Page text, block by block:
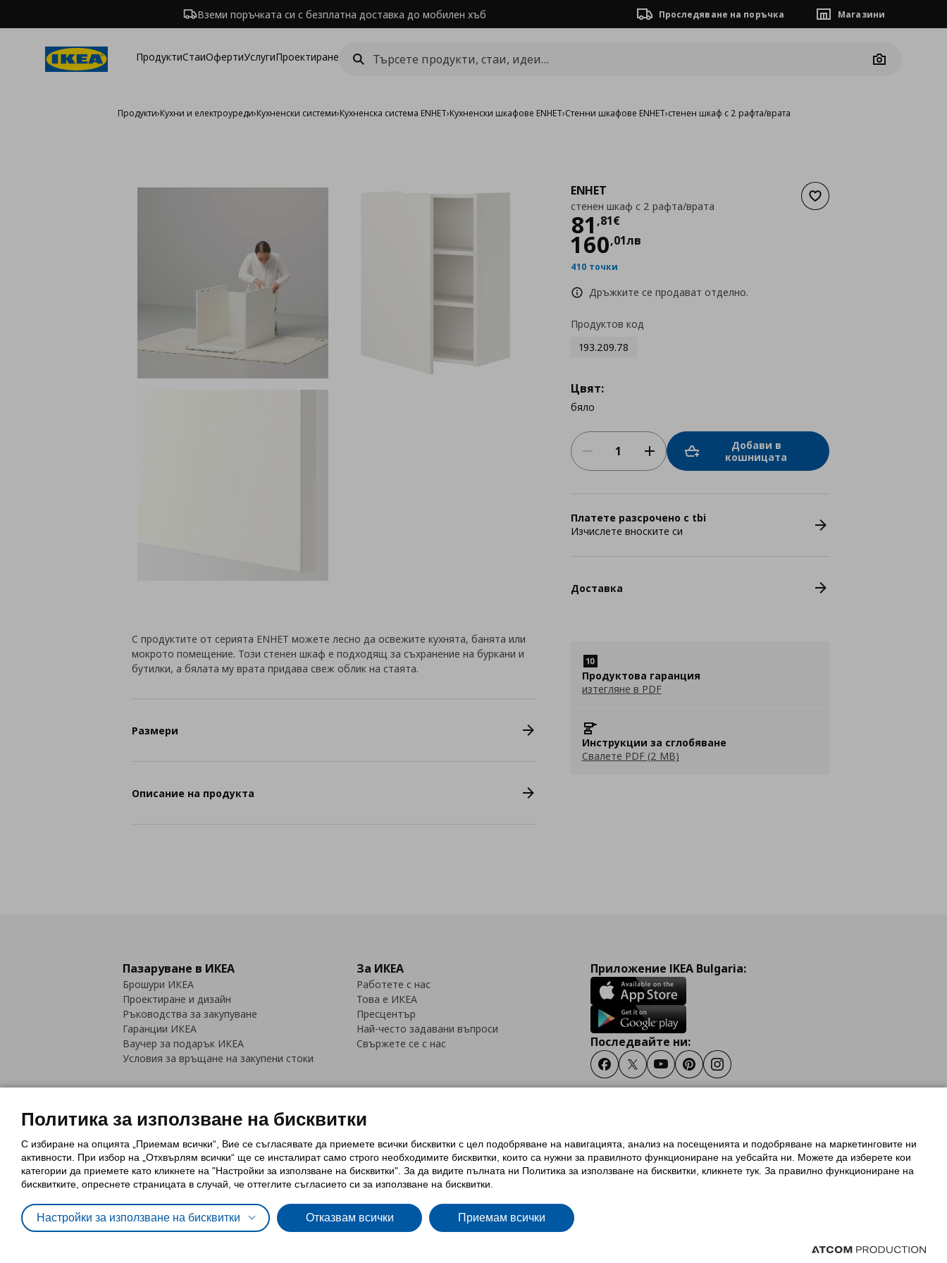
Вземи поръчката си с безплатна доставка до мобилен хъб Проследяване на поръчка Магазини
ПродуктиСтаиОфертиУслугиПроектиране
Camera
Продукти›Кухни и електроуреди›Кухненски системи›Кухненска система ENHET›Кухненски шкафове ENHET›Стенни шкафове ENHET›стенен шкаф с 2 рафта/врата
Добави към списъка с
ENHET
стенен шкаф с 2 рафта/врата
81 ,81€
Цена
160,01лв
410 точки
Дръжките се продават отделно.
Продуктов код
193.209.78
Цвят:
бяло
Добави в
кошницата
Платете разсрочено с tbi
Изчислете вноските си
Доставка
Продуктова гаранция
изтегляне в PDF
Инструкции за сглобяване
Свалете PDF (2 MB)
С продуктите от серията ENHET можете лесно да освежите кухнята, банята или
мокрото помещение. Този стенен шкаф е подходящ за съхранение на буркани и
бутилки, а бялата му врата придава свеж облик на стаята.
Размери
Описание на продукта
Пазаруване в ИКЕА
Брошури ИКЕА
Проектиране и дизайн
Ръководства за закупуване
Гаранции ИКЕА
Ваучер за подарък ИКЕА
Условия за връщане на закупени стоки
За ИКЕА
Работете с нас
Това е ИКЕА
Пресцентър
Най-често задавани въпроси
Свържете се с нас
Приложение IKEA Bulgaria:
Последвайте ни:
FacebookTwitterYoutubePinterestInstagram
Политика за използване на бисквитки (Cookies)Избор на настройки за използване на бисквиткиУсловия за ползване на ikea.bg
Обща политика за личните данни
Политика за защита на личните данни на ikea.bg
Общи условия на програма IKEA Family
Политика за защита на лични данни на програма IKEA Family
Политика за използване на бисквитки
С избиране на опцията „Приемам всички“, Вие се съгласявате да приемете всички бисквитки с цел подобряване на навигацията, анализ на посещенията и подобряване на маркетинговите ни
активности. При избор на „Отхвърлям всички“ ще се инсталират само строго необходимитe бисквитки, които са нужни за правилното функциониране на уебсайта ни. Можете да изберете кои
категории да приемете като кликнете на "Настройки за използване на бисквитки". За да видите пълната ни Политика за използване на бисквитки, кликнете тук. За правилно функциониране на
бисквитките, опреснете страницата в случай, че оттеглите съгласието си за използване на бисквитки.
Настройки за използване на бисквитки Отказвам всички Приемам всички